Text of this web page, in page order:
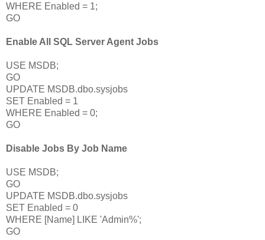
WHERE Enabled = 1;
GO
Enable All SQL Server Agent Jobs
USE MSDB;
GO
UPDATE MSDB.dbo.sysjobs
SET Enabled = 1
WHERE Enabled = 0;
GO
Disable Jobs By Job Name
USE MSDB;
GO
UPDATE MSDB.dbo.sysjobs
SET Enabled = 0
WHERE [Name] LIKE 'Admin%';
GO